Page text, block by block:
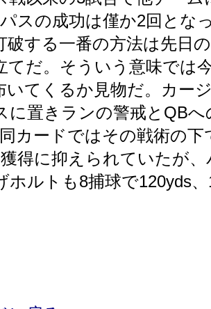
スの成功は僅か2回とな
破する一番の方法は先日
てだ。そういう意味では
いてくるか見物だ。カー
に置きランの警戒とQB
カードではその戦術の下
得に抑えられていたが
ホルトも8捕球で120yds